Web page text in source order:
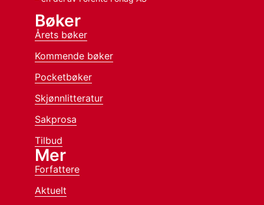
Bøker
Årets bøker
Kommende bøker
Pocketbøker
Skjønnlitteratur
Sakprosa
Tilbud
Mer
Forfattere
Aktuelt